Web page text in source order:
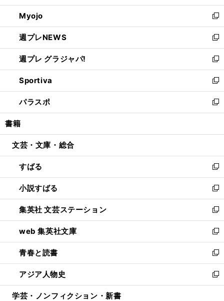
開
く
ウ
で
開
く
ン
ド
ウ
で
開
く
ウ
ィ
ン
ド
ウ
で
開
く
Myojo
新
し
い
ウ
ィ
ン
ド
ウ
で
開
週プレNEWS
新
し
い
ウ
ィ
ン
ド
ウ
開
週プレ グラジャパ!
新
し
い
ウ
ィ
ン
ウ
開
く
Sportiva
新
し
い
ウ
ン
ウ
で
開
く
パラスポ
新
し
ウ
ン
ド
ウ
で
開
く
書籍
文芸・文庫・総合
すばる
新
し
い
ウ
ィ
ン
ド
ウ
で
開
く
小説すばる
新
し
い
ウ
ィ
ン
ド
ウ
で
開
集英社 文芸ステーション
新
し
い
ウ
ィ
ン
ド
ウ
web 集英社文庫
新
し
い
ウ
ィ
ン
青春と読書
新
し
い
ウ
アジア人物史
新
し
学芸・ノンフィクション・新書